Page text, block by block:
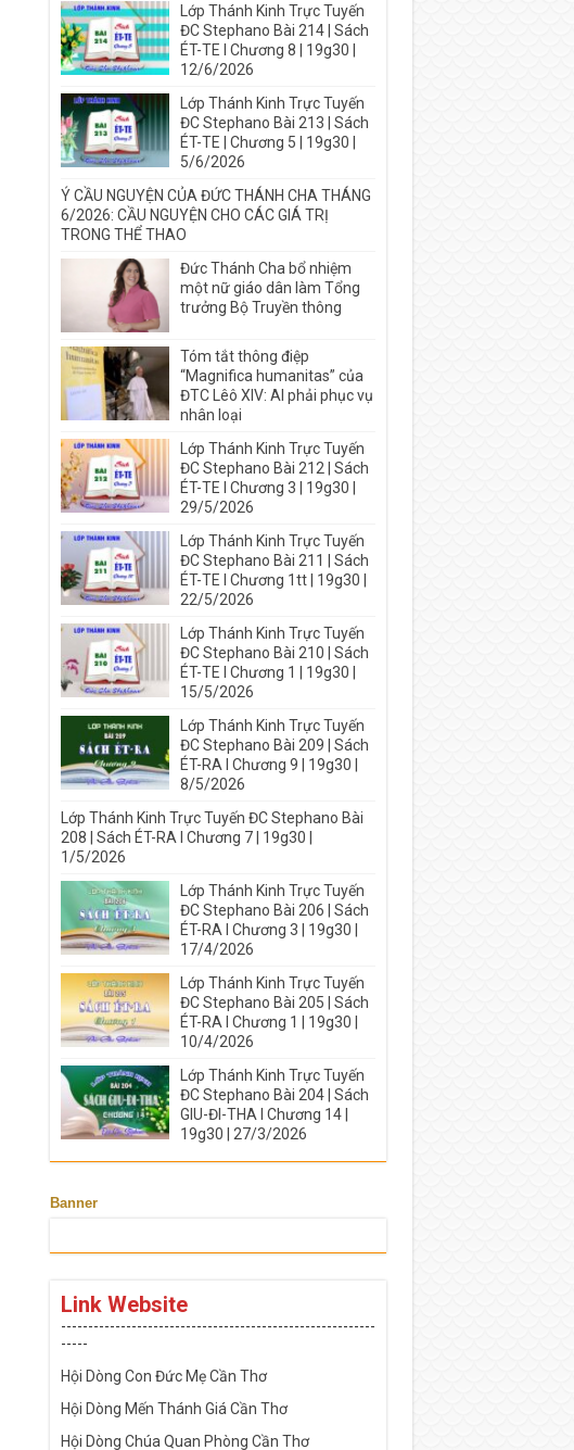
Lớp Thánh Kinh Trực Tuyến
ĐC Stephano Bài 214 | Sách
ÉT-TE I Chương 8 | 19g30 |
12/6/2026
Lớp Thánh Kinh Trực Tuyến
ĐC Stephano Bài 213 | Sách
ÉT-TE | Chương 5 | 19g30 |
5/6/2026
Ý CẦU NGUYỆN CỦA ĐỨC THÁNH CHA THÁNG
6/2026: CẦU NGUYỆN CHO CÁC GIÁ TRỊ
TRONG THỂ THAO
Đức Thánh Cha bổ nhiệm
một nữ giáo dân làm Tổng
trưởng Bộ Truyền thông
Tóm tắt thông điệp
“Magnifica humanitas” của
ĐTC Lêô XIV: AI phải phục vụ
nhân loại
Lớp Thánh Kinh Trực Tuyến
ĐC Stephano Bài 212 | Sách
ÉT-TE I Chương 3 | 19g30 |
29/5/2026
Lớp Thánh Kinh Trực Tuyến
ĐC Stephano Bài 211 | Sách
ÉT-TE I Chương 1tt | 19g30 |
22/5/2026
Lớp Thánh Kinh Trực Tuyến
ĐC Stephano Bài 210 | Sách
ÉT-TE I Chương 1 | 19g30 |
15/5/2026
Lớp Thánh Kinh Trực Tuyến
ĐC Stephano Bài 209 | Sách
ÉT-RA I Chương 9 | 19g30 |
8/5/2026
Lớp Thánh Kinh Trực Tuyến ĐC Stephano Bài
208 | Sách ÉT-RA I Chương 7 | 19g30 |
1/5/2026
Lớp Thánh Kinh Trực Tuyến
ĐC Stephano Bài 206 | Sách
ÉT-RA I Chương 3 | 19g30 |
17/4/2026
Lớp Thánh Kinh Trực Tuyến
ĐC Stephano Bài 205 | Sách
ÉT-RA I Chương 1 | 19g30 |
10/4/2026
Lớp Thánh Kinh Trực Tuyến
ĐC Stephano Bài 204 | Sách
GIU-ĐI-THA I Chương 14 |
19g30 | 27/3/2026
Banner
Link Website
----------------------------------------------------------
-----
Hội Dòng Con Đức Mẹ Cần Thơ
Hội Dòng Mến Thánh Giá Cần Thơ
Hội Dòng Chúa Quan Phòng Cần Thơ